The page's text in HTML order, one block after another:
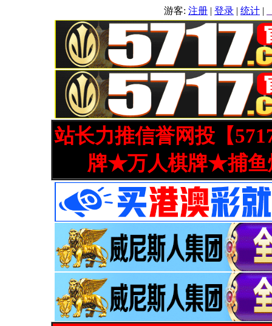
游客: 注册 | 登录 | 统计 |
站长力推信誉网投【
牌★万人棋牌★捕鱼